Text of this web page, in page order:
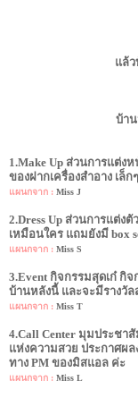
แล้
บ้า
1.Make Up ส่วนการแต่ง
ของฝากเครื่องสำอาง เล็
แผนกจาก : Miss J
2.Dress Up ส่วนการแต่ง
เหมือนใคร แถมยังมี box
แผนกจาก : Miss S
3.Event กิจกรรมสุดเก๋ กิ
บ้านหลังนี้ และจะมีรางวั
แผนกจาก : Miss T
4.Call Center มุมประชา
แห่งความสวย ประกาศผล
ทาง PM ของมิสแอล ค่ะ
แผนกจาก : Miss L